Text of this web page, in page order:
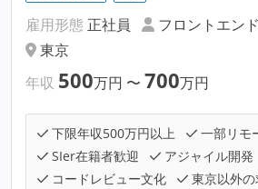
雇用形態 正社員
フロントエン
東京
年収 500万円 〜 700万円
下限年収500万円以上
一部リモ
SIer在籍者歓迎
アジャイル開発
コードレビュー文化
東京以外の